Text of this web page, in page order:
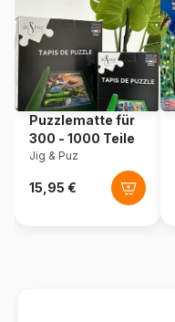
EAN
Teileanzahl
Maße
Material
Verpackung
Puzzlematte für
300 - 1000 Teile
Jig & Puz